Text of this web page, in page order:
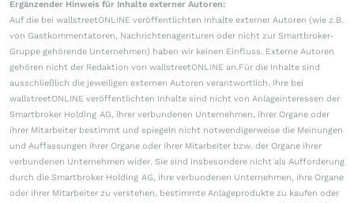
Ergänzender Hinweis für Inhalte externer Autoren:
Auf die bei wallstreetONLINE veröffentlichten Inhalte externer Autoren (wie z.B.
von Gastkommentatoren, Nachrichtenagenturen oder nicht zur Smartbroker-
Gruppe gehörende Unternehmen) haben wir keinen Einfluss. Externe Autoren
gehören nicht der Redaktion von wallstreetONLINE an.Für die Inhalte sind
ausschließlich die jeweiligen externen Autoren verantwortlich. Ihre bei
wallstreetONLINE veröffentlichten Inhalte sind nicht von Anlageinteressen der
Smartbroker Holding AG, ihrer verbundenen Unternehmen, ihrer Organe oder
ihrer Mitarbeiter bestimmt und spiegeln nicht notwendigerweise die Meinungen
und Auffassungen ihrer Organe oder ihrer Mitarbeiter bzw. der Organe ihrer
verbundenen Unternehmen wider. Sie sind insbesondere nicht als Aufforderung
durch die Smartbroker Holding AG, ihre verbundenen Unternehmen, ihre Organe
oder ihrer Mitarbeiter zu verstehen, bestimmte Anlageprodukte zu kaufen oder